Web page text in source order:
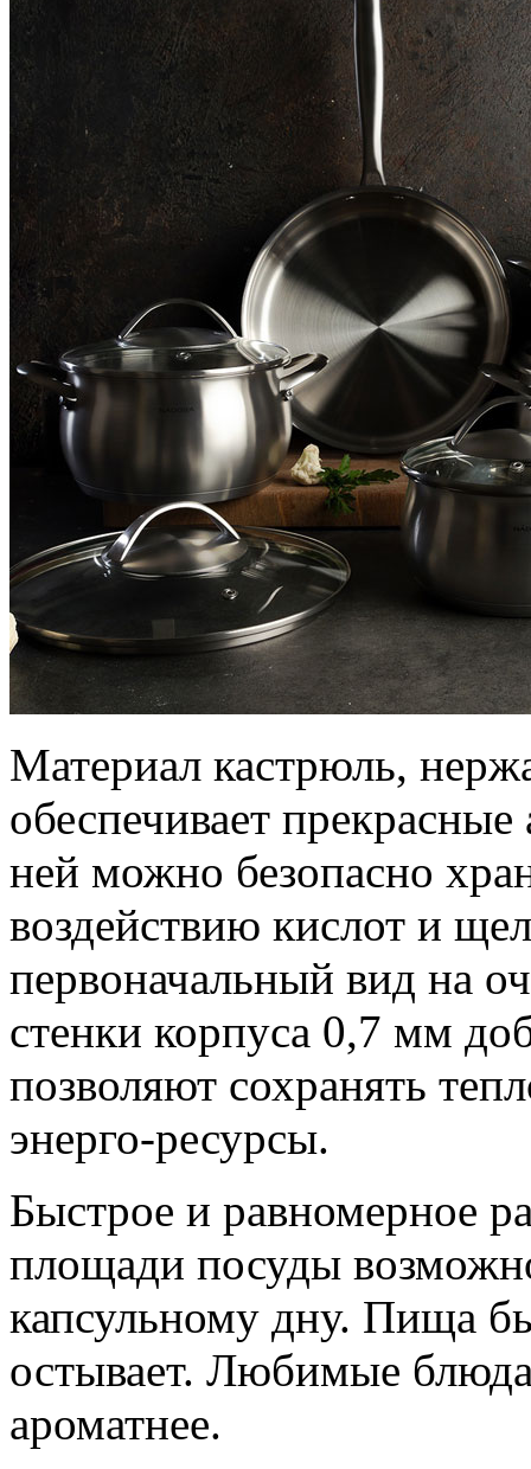
Материал кастрюль,
обеспечивает
ней можно безопасно
воздействию кислот и
первоначальный вид на
стенки корпуса 0,7 мм
позволяют сохранять
энерго-ресурсы.
Быстрое и равномерное
площади посуды
капсульному дну. Пища
остывает. Любимые
ароматнее.